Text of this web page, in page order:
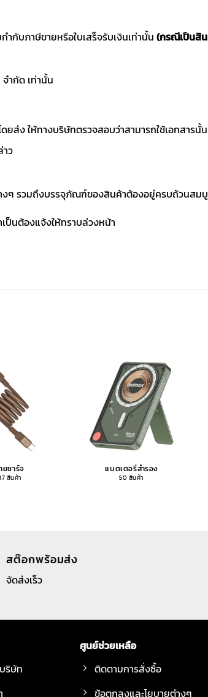
กับภาษีขายหรือใบเสร็จรับเงินเท่านั้น (กรณีเป็นสิน
ำกัด เท่านั้น
ส่ง ให้ทางบริษัทตรวจสอบว่าสามารถใช้เอกสารนั้
ว
ๆ รวมถึงบรรจุภัณฑ์ของสินค้าต้องอยู่ครบถ้วนสม
ป็นต้องแจ้งให้ทราบล่วงหน้า
ยชาร์จ
สินค้า
แบตเตอรี่สำรอง
50 สินค้า
สต๊อกพร้อมส่ง
จัดส่งเร็ว
ริษัท
ศูนย์ช่วยเหลือ
ติดตามการสั่งซื้อ
ข้อตกลงและโยบายต่างๆ